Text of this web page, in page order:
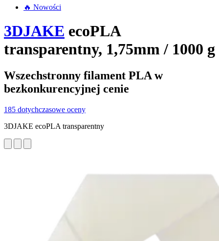
🔥 Nowości
3DJAKE ecoPLA
transparentny, 1,75mm / 1000 g
Wszechstronny filament PLA w
bezkonkurencyjnej cenie
185 dotychczasowe oceny
3DJAKE ecoPLA transparentny